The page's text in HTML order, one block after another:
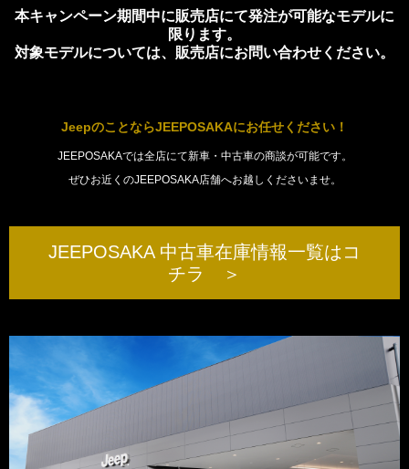
本キャンペーン期間中に販売店にて発注が可能なモデルに
限ります。
対象モデルについては、販売店にお問い合わせください。
JeepのことならJEEPOSAKAにお任せください！
JEEPOSAKAでは全店にて新車・中古車の商談が可能です。
ぜひお近くのJEEPOSAKA店舗へお越しくださいませ。
JEEPOSAKA 中古車在庫情報一覧はコ
チラ ＞